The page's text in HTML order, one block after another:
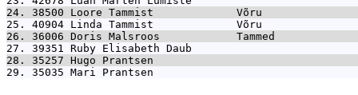
24. 38500 Loore Tammist             Võru
25. 40904 Linda Tammist             Võru
26. 36006 Doris Malsroos            Tammed
27. 39351 Ruby Elisabeth Daub
28. 35257 Hugo Prantsen
29. 35035 Mari Prantsen